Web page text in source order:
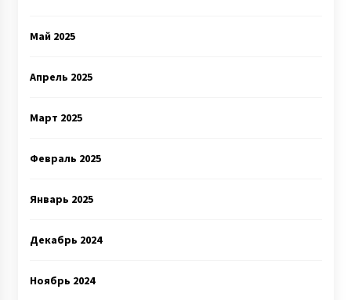
Май 2025
Апрель 2025
Март 2025
Февраль 2025
Январь 2025
Декабрь 2024
Ноябрь 2024